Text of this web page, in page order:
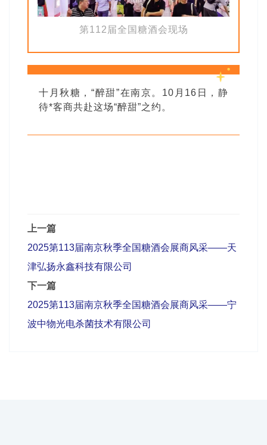
第112届全国糖酒会现场
十月秋糖，“醉甜”在南京。10月16日，静
待*客商共赴这场“醉甜”之约。
上一篇
2025第113届南京秋季全国糖酒会展商风采——天
津弘扬永鑫科技有限公司
下一篇
2025第113届南京秋季全国糖酒会展商风采——宁
波中物光电杀菌技术有限公司